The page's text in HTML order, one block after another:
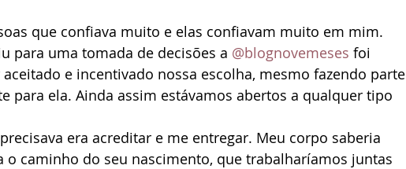
que confiava muito e elas confiavam muito em mim.
para uma tomada de decisões a @blognovemeses foi
e incentivado nossa escolha, mesmo fazendo parte
para ela. Ainda assim estávamos abertos a qualquer tipo
era acreditar e me entregar. Meu corpo saberia
o caminho do seu nascimento, que trabalharíamos juntas